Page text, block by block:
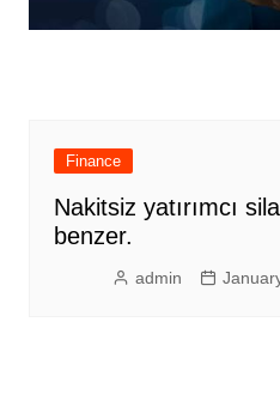
Finance
Nakitsiz yatırımcı
benzer.
admin